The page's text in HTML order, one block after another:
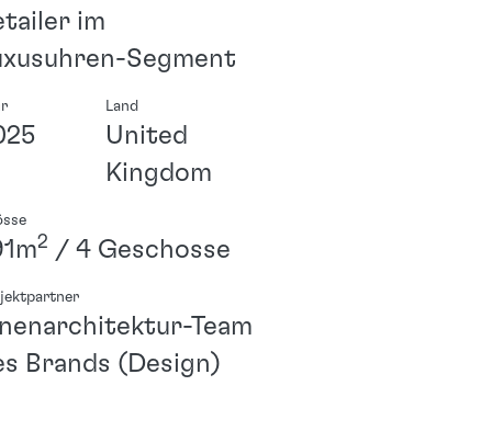
im
Segment
Land
United
Kingdom
2 / 4 Geschosse
Team
Brands (Design)